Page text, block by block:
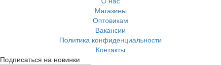
Магазины
Оптовикам
Вакансии
Политика конфиденциальности
Контакты
Подписаться на новинки